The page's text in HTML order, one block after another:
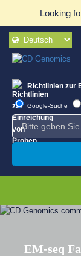
Looking
Richtlinien zur
Google-Suche
EM-seq